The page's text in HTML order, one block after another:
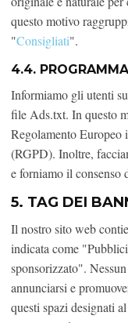
questo motivo
"Consigliati".
4.4.
Informiamo gli utenti
file Ads.txt. In questo
Regolamento Europeo
(RGPD). Inoltre,
e forniamo il consenso
5. TAG DEI
Il nostro sito web
indicata come
sponsorizzato".
annunciarsi e
questi spazi designati